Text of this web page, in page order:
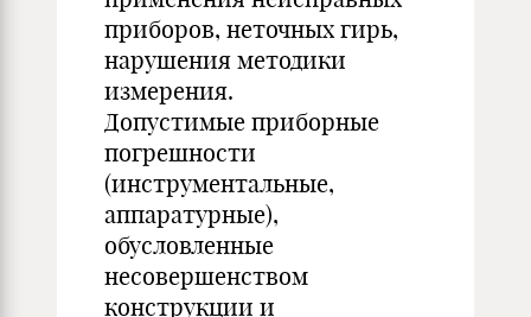
приборов, неточных гирь,
нарушения методики
измерения.
Допустимые приборные
погрешности
(инструментальные,
аппаратурные),
обусловленные
несовершенством
конструкции и